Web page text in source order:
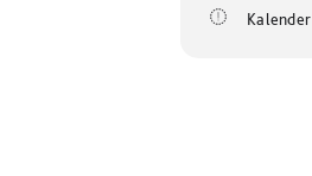
Kalender